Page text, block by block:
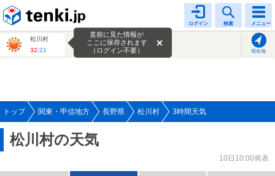
ログイン 検索 メニュー
松川村
32/21 現在地
直前に見た情報が
ここに保存されます
（ログイン不要）
トップ 関東・甲信地方 長野県 松川村 3時間天気
松川村の天気
10日10:00発表